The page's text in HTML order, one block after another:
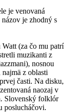
je venovaná
je zhodný s
(za čo mu patrí
muzikanti z
nosnou
z oblasti
časti. Na disku,
naozaj v
Slovenský folklór
poslucháčovi.